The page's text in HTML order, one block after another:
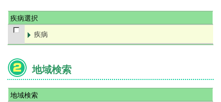
疾病選択
疾病
地域検索
地域検索